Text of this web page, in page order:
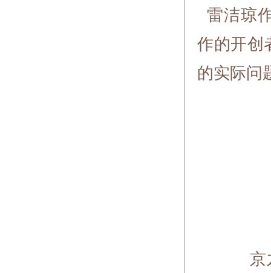
雷洁琼
作的开创
的实际问
京